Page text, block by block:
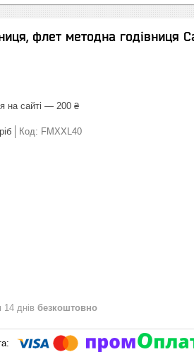
флет методна годівниця
на сайті — 200 ₴
Код: FMXXL40
14 днів безкоштовно